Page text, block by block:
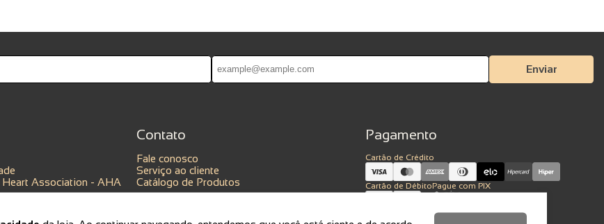
Enviar
Association - AHA
Contato
Fale conosco
Serviço ao cliente
Catálogo de Produtos
Pagamento
Cartão de Crédito
Cartão de DébitoPague com PIX